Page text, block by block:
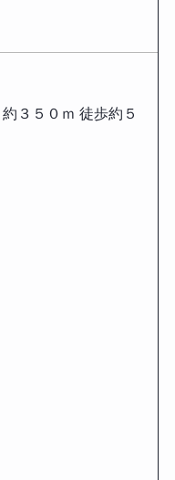
約３５０ｍ 徒歩約５